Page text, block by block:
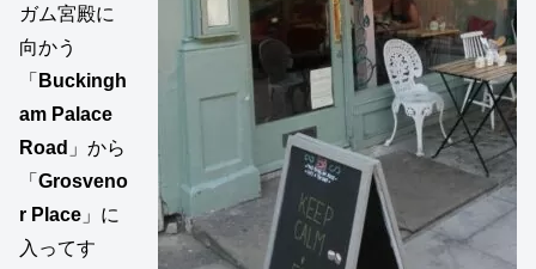
ガム宮殿に
向かう
「 Buckingh
am Palace
Road 」から
「 Grosveno
r Place 」に
入ってす